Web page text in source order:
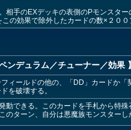
手のEXデッキの表側のPモンスタ
の効果で除外したカードの数×２００
ンデュラム／チューナー／効果 】
ィールドの他の、「DD」カードか
を破壊する。
できる。このカードを手札から特殊
ターン、自分は悪魔族モンスターし